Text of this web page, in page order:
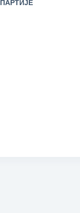
ПАРТИЈЕ